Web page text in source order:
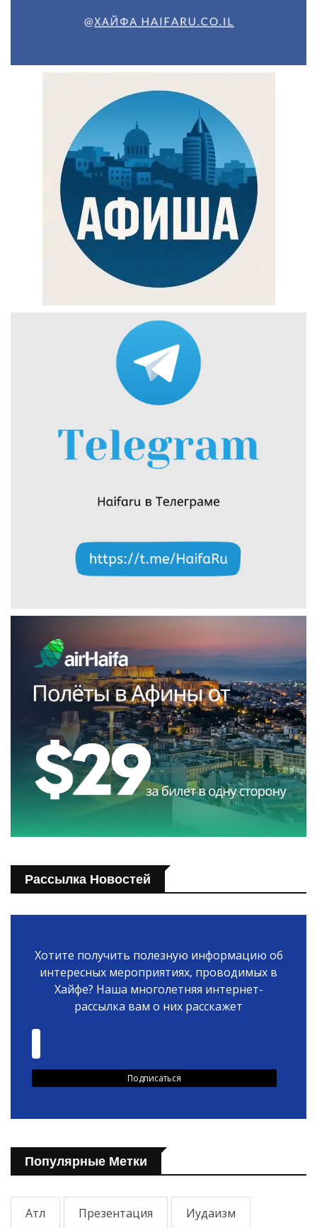
Рассылка Новостей
Хотите получить полезную информацию об
интересных мероприятиях, проводимых в
Хайфе? Наша многолетняя интернет-
рассылка вам о них расскажет
Популярные Метки
Атл Презентация Иудаизм